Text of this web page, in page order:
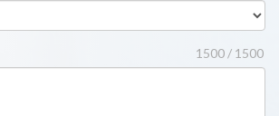
1500 / 1500